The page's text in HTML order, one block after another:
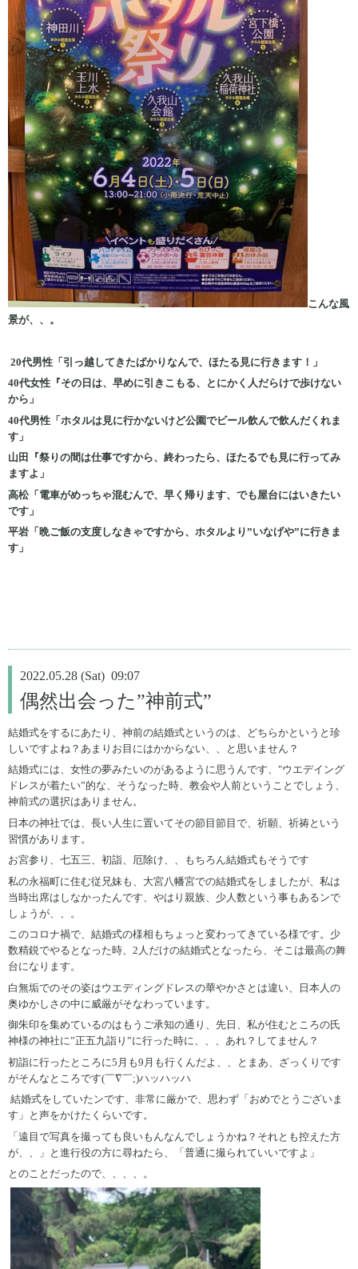
こんな風
景が、、。
20代男性「引っ越してきたばかりなんで、ほたる見に行きます！」
40代女性『その日は、早めに引きこもる、とにかく人だらけで歩けない
から」
40代男性「ホタルは見に行かないけど公園でビール飲んで飲んだくれま
す」
山田『祭りの間は仕事ですから、終わったら、ほたるでも見に行ってみ
ますよ」
高松「電車がめっちゃ混むんで、早く帰ります、でも屋台にはいきたい
です」
平岩「晩ご飯の支度しなきゃですから、ホタルより”いなげや”に行きま
す」
2022.05.28 (Sat) 09:07
偶然出会った”神前式”
結婚式をするにあたり、神前の結婚式というのは、どちらかというと珍
しいですよね？あまりお目にはかからない、、と思いません？
結婚式には、女性の夢みたいのがあるように思うんです、"ウエデイング
ドレスが着たい”的な、そうなった時、教会や人前ということでしょう、
神前式の選択はありません。
日本の神社では、長い人生に置いてその節目節目で、祈願、祈祷という
習慣があります。
お宮参り、七五三、初詣、厄除け、、もちろん結婚式もそうです
私の永福町に住む従兄妹も、大宮八幡宮での結婚式をしましたが、私は
当時出席はしなかったんです、やはり親族、少人数という事もあるンで
しょうが、、。
このコロナ禍で、結婚式の様相もちょっと変わってきている様です。少
数精鋭でやるとなった時、2人だけの結婚式となったら、そこは最高の舞
台になります。
白無垢でのその姿はウエディングドレスの華やかさとは違い、日本人の
奥ゆかしさの中に威厳がそなわっています。
御朱印を集めているのはもうご承知の通り、先日、私が住むところの氏
神様の神社に”正五九詣り”に行った時に、、、あれ？してません？
初詣に行ったところに5月も9月も行くんだよ、、とまあ、ざっくりです
がそんなところです(￣∇￣;)ハッハッハ
結婚式をしていたンです、非常に厳かで、思わず「おめでとうございま
す」と声をかけたくらいです。
「遠目で写真を撮っても良いもんなんでしょうかね？それとも控えた方
が、、」と進行役の方に尋ねたら、「普通に撮られていいですよ」
とのことだったので、、、、。